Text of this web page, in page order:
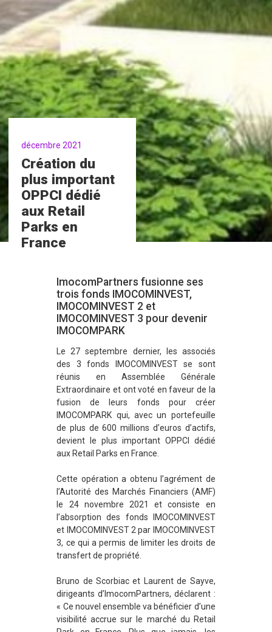
décembre 2021
Création du
plus important
OPPCI dédié
aux Retail
Parks en
France
ImocomPartners fusionne ses
trois fonds IMOCOMINVEST,
IMOCOMINVEST 2 et
IMOCOMINVEST 3 pour devenir
IMOCOMPARK
Le 27 septembre dernier, les associés
des 3 fonds IMOCOMINVEST se sont
réunis en Assemblée Générale
Extraordinaire et ont voté en faveur de la
fusion de leurs fonds pour créer
IMOCOMPARK qui, avec un portefeuille
de plus de 600 millions d’euros d’actifs,
devient le plus important OPPCI dédié
aux Retail Parks en France.
Cette opération a obtenu l’agrément de
l’Autorité des Marchés Financiers (AMF)
le 24 novembre 2021 et consiste en
l’absorption des fonds IMOCOMINVEST
et IMOCOMINVEST 2 par IMOCOMINVEST
3, ce qui a permis de limiter les droits de
transfert de propriété.
Bruno de Scorbiac et Laurent de Sayve,
dirigeants d’ImocomPartners, déclarent :
« Ce nouvel ensemble va bénéficier d’une
visibilité accrue sur le marché du Retail